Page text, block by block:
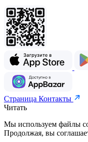
Страница Контакты
Читать
Мы используем файлы
Продолжая, вы